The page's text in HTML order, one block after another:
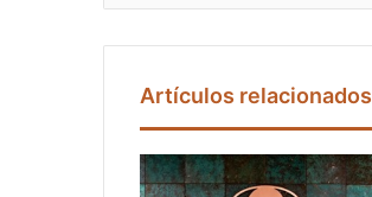
Artículos relacionados